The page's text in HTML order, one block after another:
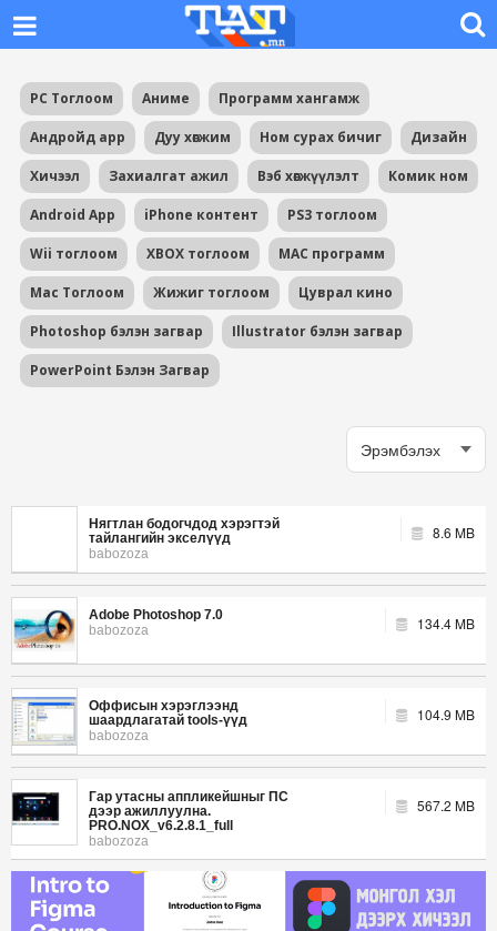
PC Тоглоом Аниме Программ хангамж
Андройд app Дуу хөгжим Ном сурах бичиг Дизайн
Хичээл Захиалгат ажил Вэб хөгжүүлэлт Комик ном
Android App iPhone контент PS3 тоглоом
Wii тоглоом XBOX тоглоом MAC программ
Mac Тоглоом Жижиг тоглоом Цуврал кино
Photoshop бэлэн загвар Illustrator бэлэн загвар
PowerPoint Бэлэн Загвар
Нягтлан бодогчдод хэрэгтэй
тайлангийн экселүүд
babozoza
8.6 MB
Adobe Photoshop 7.0
babozoza
134.4 MB
Оффисын хэрэглээнд
шаардлагатай tools-үүд
babozoza
104.9 MB
Гар утасны аппликейшныг ПС
дээр ажиллуулна.
PRO.NOX_v6.2.8.1_full
babozoza
567.2 MB